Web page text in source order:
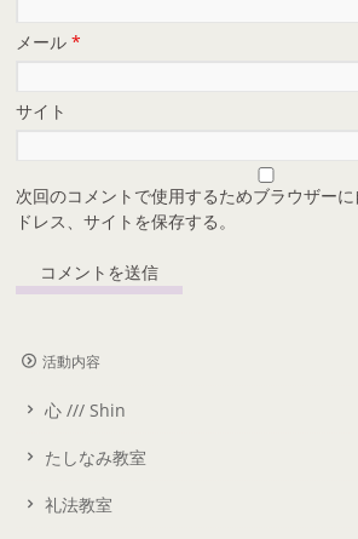
メール*
サイト
次回のコメントで使用するためブラウザー
ドレス、サイトを保存する。
活動内容
心 /// Shin
たしなみ教室
礼法教室